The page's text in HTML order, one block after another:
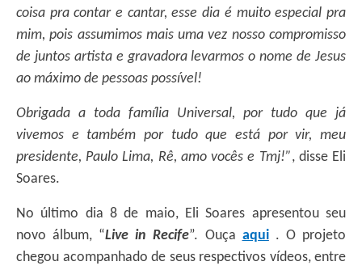
coisa pra contar e cantar, esse dia é muito especial pra
mim, pois assumimos mais uma vez nosso compromisso
de juntos artista e gravadora levarmos o nome de Jesus
ao máximo de pessoas possível!
Obrigada a toda família Universal, por tudo que já
vivemos e também por tudo que está por vir, meu
presidente, Paulo Lima, Rê, amo vocês e Tmj!”, disse Eli
Soares.
No último dia 8 de maio, Eli Soares apresentou seu
novo álbum, “Live in Recife”. Ouça aqui. O projeto
chegou acompanhado de seus respectivos vídeos, entre